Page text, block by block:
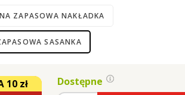
ZAPASOWA NAKŁADKA
SASANKA
10 zł Dostępne